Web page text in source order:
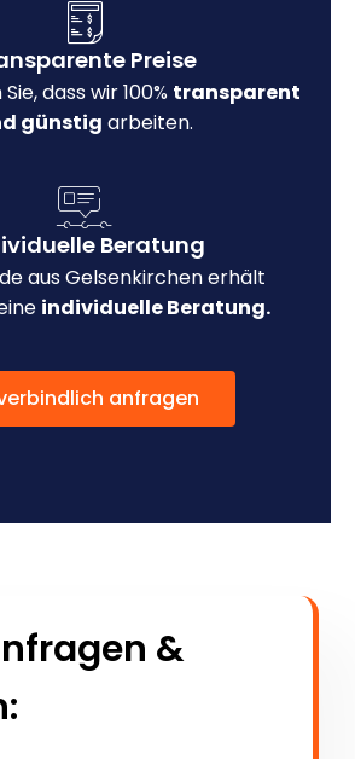
Preise
dass wir 100% transparent
günstig arbeiten.
Beratung
aus Gelsenkirchen erhält
individuelle Beratung.
anfragen
&